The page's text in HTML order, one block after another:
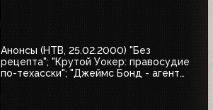
Анонсы (НТВ, 25.02.2000) "Без
рецепта"; "Крутой Уокер: правосудие
по-техасски"; "Джеймс Бонд - агент